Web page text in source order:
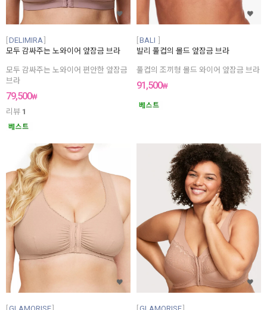
DELIMIRA
모두 감싸주는 노와이어 앞잠금 브라
모두 감싸주는 노와이어 편안한 앞잠금
브라
79,500₩
리뷰 1
BALI
발리 풀컵의 몰드 앞잠금 브라
풀컵의 조끼형 몰드 와이어 앞잠금 브라
91,500₩